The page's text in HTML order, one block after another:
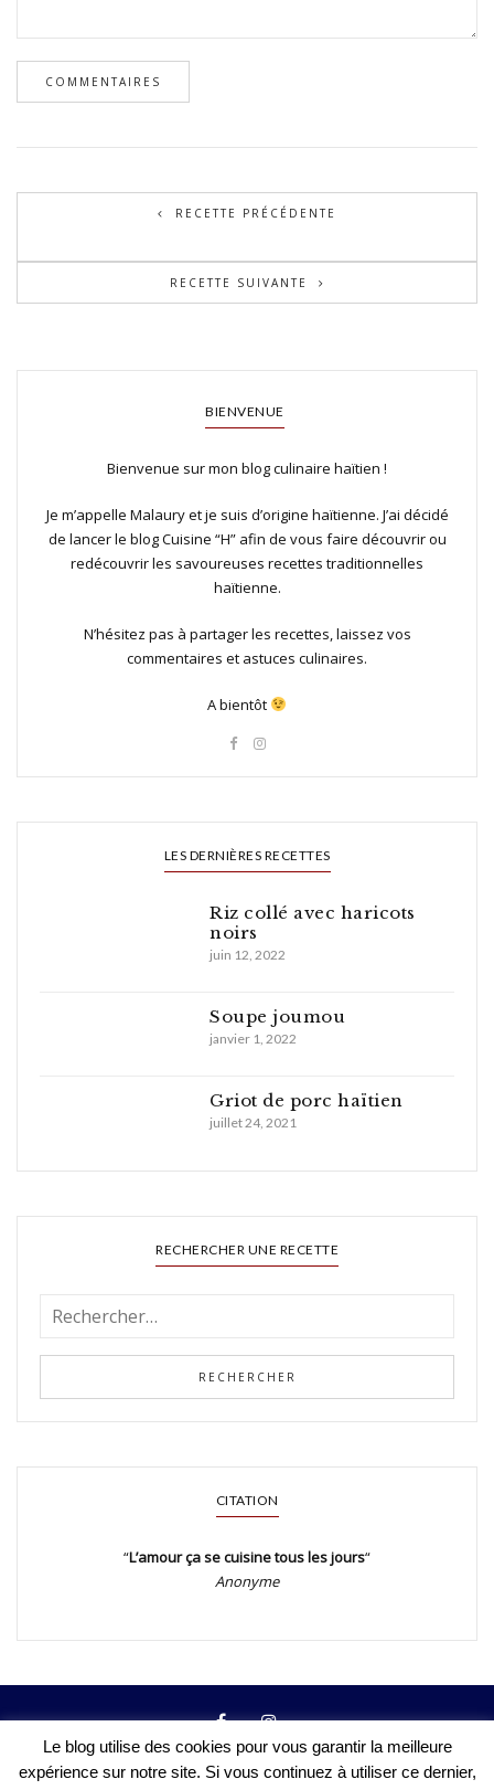
RECETTE PRÉCÉDENTE
RECETTE SUIVANTE
BIENVENUE
Bienvenue sur mon blog culinaire haïtien !
Je m’appelle Malaury et je suis d’origine haïtienne. J’ai décidé
de lancer le blog Cuisine “H” afin de vous faire découvrir ou
redécouvrir les savoureuses recettes traditionnelles
haïtienne.
N’hésitez pas à partager les recettes, laissez vos
commentaires et astuces culinaires.
A bientôt
LES DERNIÈRES RECETTES
Riz collé avec haricots
noirs
juin 12, 2022
Soupe joumou
janvier 1, 2022
Griot de porc haïtien
juillet 24, 2021
RECHERCHER UNE RECETTE
CITATION
“L’amour ça se cuisine tous les jours“
Anonyme
Le blog utilise des cookies pour vous garantir la meilleure
expérience sur notre site. Si vous continuez à utiliser ce dernier,